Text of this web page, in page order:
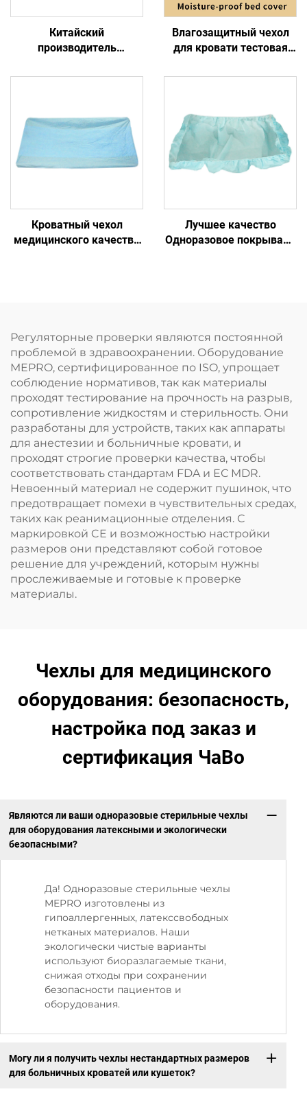
Китайский
производитель
больницы одноразовые
Обследование листов
Влагозащитный чехол
для кровати тестовая
индикатора сушки
Кроватный чехол
медицинского качества
Лучшее качество
Одноразовое покрывало
Регуляторные проверки являются постоянной
проблемой в здравоохранении. Оборудование
MEPRO, сертифицированное по ISO, упрощает
соблюдение нормативов, так как материалы
проходят тестирование на прочность на разрыв,
сопротивление жидкостям и стерильность. Они
разработаны для устройств, таких как аппараты
для анестезии и больничные кровати, и
проходят строгие проверки качества, чтобы
соответствовать стандартам FDA и ЕС MDR.
Невоенный материал не содержит пушинок, что
предотвращает помехи в чувствительных средах,
таких как реанимационные отделения. С
маркировкой CE и возможностью настройки
размеров они представляют собой готовое
решение для учреждений, которым нужны
прослеживаемые и готовые к проверке
материалы.
Чехлы для медицинского
оборудования: безопасность,
настройка под заказ и
сертификация ЧаВо
Являются ли ваши одноразовые стерильные чехлы
для оборудования латексными и экологически
безопасными?
Да! Одноразовые стерильные чехлы
MEPRO изготовлены из
гипоаллергенных, латекссвободных
нетканых материалов. Наши
экологически чистые варианты
используют биоразлагаемые ткани,
снижая отходы при сохранении
безопасности пациентов и
оборудования.
Могу ли я получить чехлы нестандартных размеров
для больничных кроватей или кушеток?